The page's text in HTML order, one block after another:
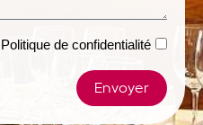
Politique de confidentialité
Envoyer